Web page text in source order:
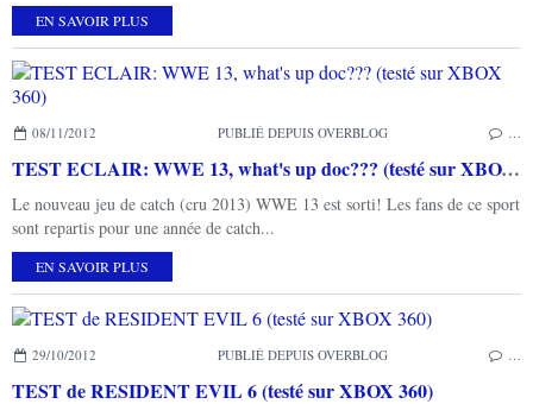
EN SAVOIR PLUS
08/11/2012 PUBLIÉ DEPUIS OVERBLOG
TEST ECLAIR: WWE 13, what's up doc??? (testé sur XBOX 360)
Le nouveau jeu de catch (cru 2013) WWE 13 est sorti! Les fans de ce sport
sont repartis pour une année de catch...
EN SAVOIR PLUS
29/10/2012 PUBLIÉ DEPUIS OVERBLOG
TEST de RESIDENT EVIL 6 (testé sur XBOX 360)